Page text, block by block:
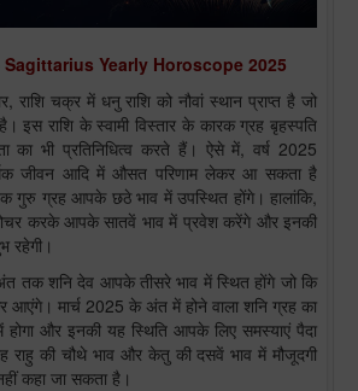
Sagittarius Yearly Horoscope 2025
राशि चक्र में धनु राशि को नौवां स्थान प्राप्त है जो
इस राशि के स्वामी विस्तार के कारक ग्रह बृहस्पति
का भी प्रतिनिधित्व करते हैं। ऐसे में, वर्ष 2025
जीवन आदि में औसत परिणाम लेकर आ सकता है
गुरु ग्रह आपके छठे भाव में उपस्थित होंगे। हालांकि,
करके आपके सातवें भाव में प्रवेश करेंगे और इनकी
रहेगी।
तक शनि देव आपके तीसरे भाव में स्थित होंगे जो कि
मार्च 2025 के अंत में होने वाला शनि ग्रह का
और इनकी यह स्थिति आपके लिए समस्याएं पैदा
राहु की चौथे भाव और केतु की दसवें भाव में मौजूदगी
कहा जा सकता है।